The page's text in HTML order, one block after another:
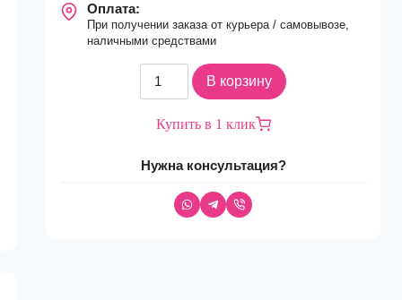
Оплата:
При получении заказа от курьера / самовывозе,
наличными средствами
Количество
товара
Смартфон
iPhone
128Gb
В корзину
Купить в 1 клик
Нужна консультация?